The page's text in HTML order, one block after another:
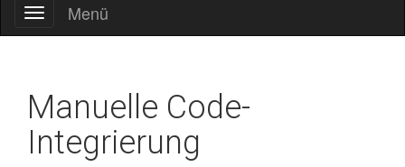
Menü Menü
Manuelle Code-
Integrierung